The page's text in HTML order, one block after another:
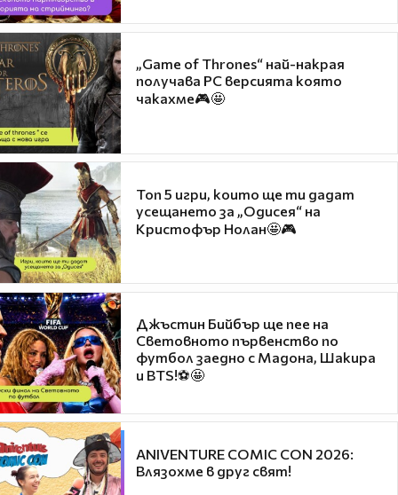
„Game of Thrones“ най-накрая
получава PC версията която
чакахме🎮🤩
Топ 5 игри, които ще ти дадат
усещането за „Одисея“ на
Кристофър Нолан🤩🎮
Джъстин Бийбър ще пее на
Световното първенство по
футбол заедно с Мадона, Шакира
и BTS!⚽🤩
ANIVENTURE COMIC CON 2026:
Влязохме в друг свят!